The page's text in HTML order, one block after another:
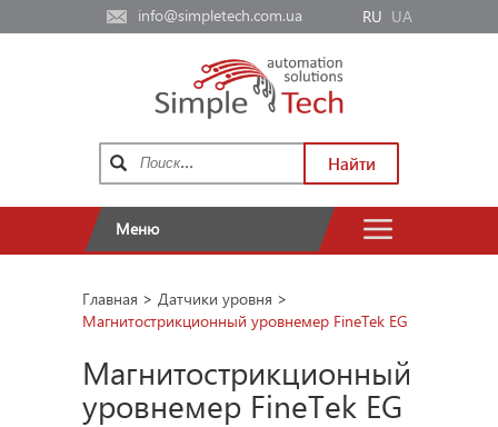
info@simpletech.com.ua RU UA
Найти
Меню
Главная > Датчики уровня >
Магнитострикционный уровнемер FineTek EG
Магнитострикционный
уровнемер FineTek EG